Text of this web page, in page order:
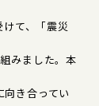
て、「震災
みました。本
き合ってい